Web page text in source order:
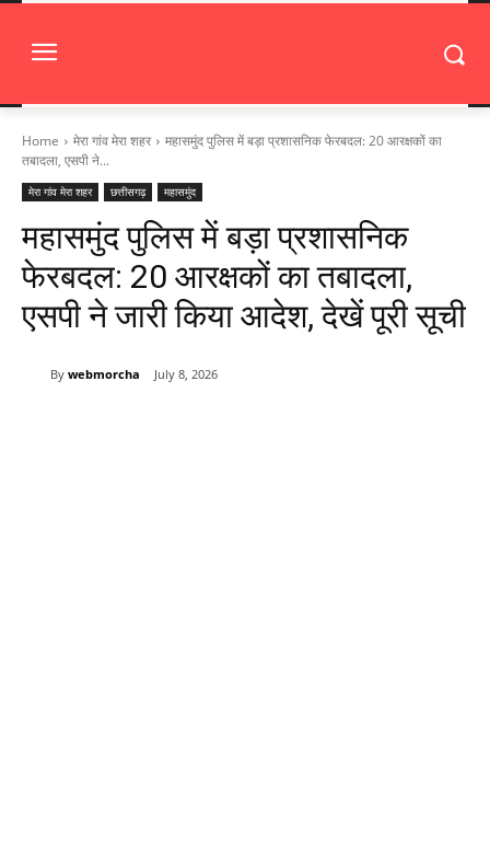
Home मेरा गांव मेरा शहर
महासमुंद पुलिस में बड़ा प्रशासनिक फेरबदल: 20 आरक्षकों का
तबादला, एसपी ने...
मेरा गांव मेरा शहर छत्तीसगढ़ महासमुंद
महासमुंद पुलिस में बड़ा प्रशासनिक
फेरबदल: 20 आरक्षकों का तबादला,
एसपी ने जारी किया आदेश, देखें पूरी सूची
By webmorcha July 8, 2026